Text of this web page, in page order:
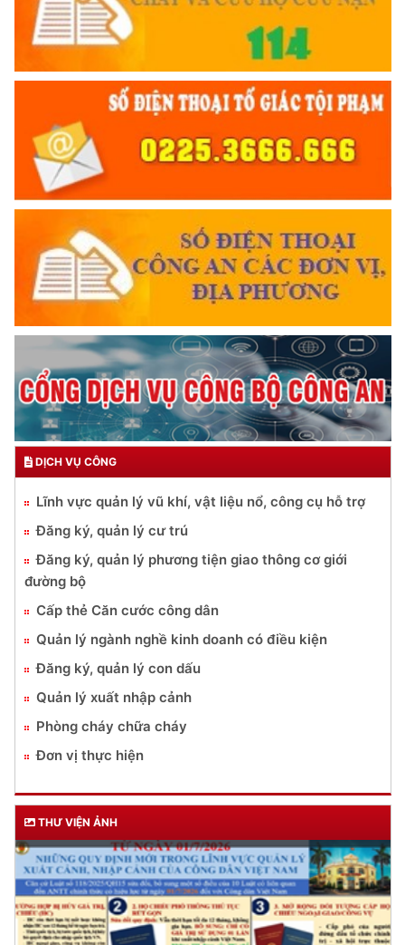
DỊCH VỤ CÔNG
Lĩnh vực quản lý vũ khí, vật liệu nổ, công cụ hỗ trợ
Đăng ký, quản lý cư trú
Đăng ký, quản lý phương tiện giao thông cơ giới
đường bộ
Cấp thẻ Căn cước công dân
Quản lý ngành nghề kinh doanh có điều kiện
Đăng ký, quản lý con dấu
Quản lý xuất nhập cảnh
Phòng cháy chữa cháy
Đơn vị thực hiện
THƯ VIỆN ẢNH